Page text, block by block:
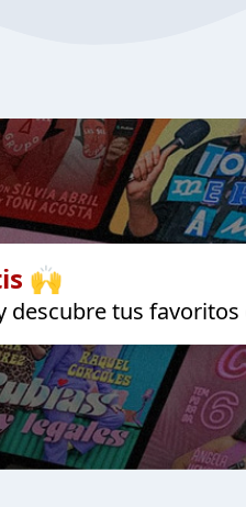
🙌
descubre tus